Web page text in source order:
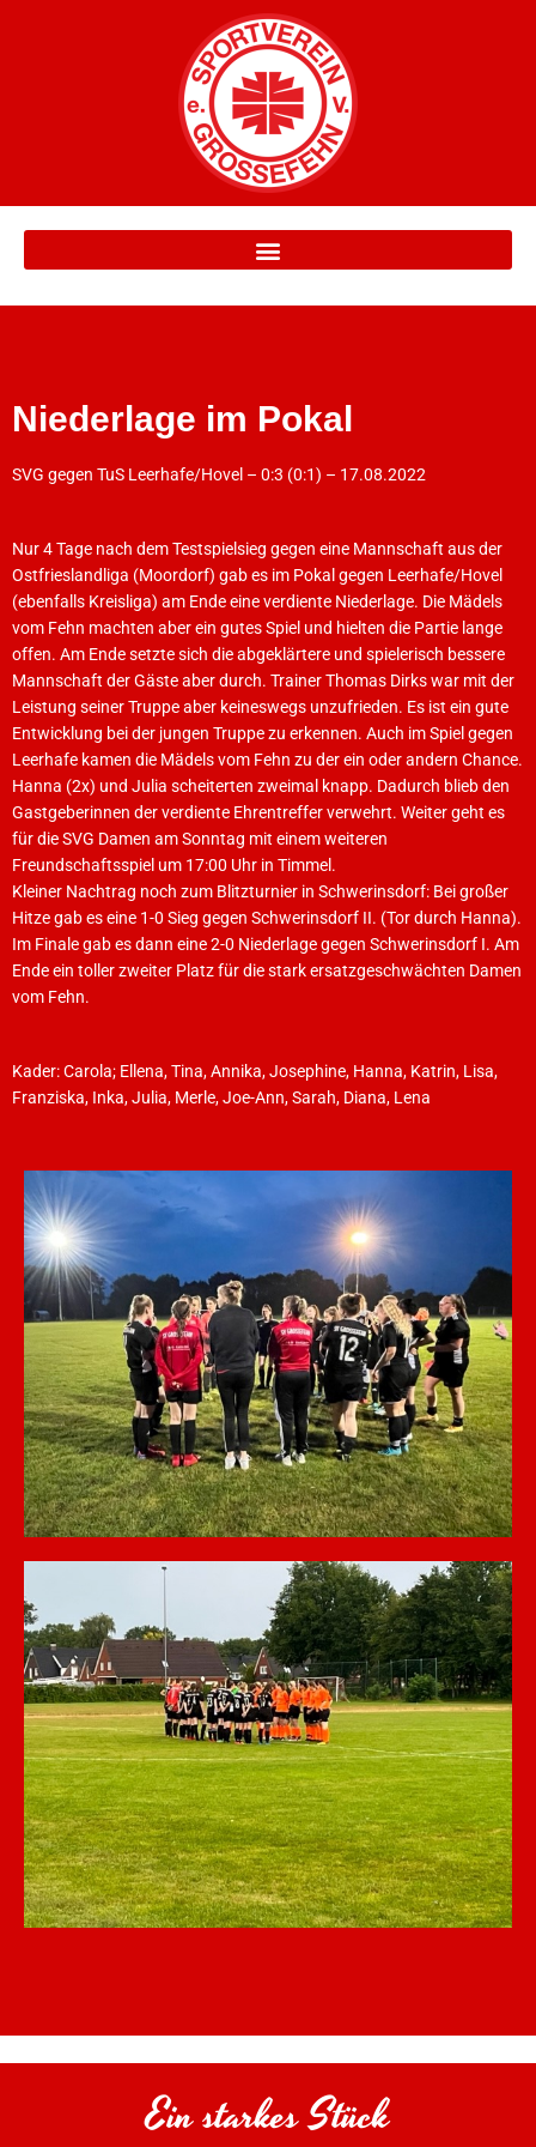
Niederlage im Pokal
SVG gegen TuS Leerhafe/Hovel – 0:3 (0:1) – 17.08.2022
Nur 4 Tage nach dem Testspielsieg gegen eine Mannschaft aus der
Ostfrieslandliga (Moordorf) gab es im Pokal gegen Leerhafe/Hovel
(ebenfalls Kreisliga) am Ende eine verdiente Niederlage. Die Mädels
vom Fehn machten aber ein gutes Spiel und hielten die Partie lange
offen. Am Ende setzte sich die abgeklärtere und spielerisch bessere
Mannschaft der Gäste aber durch. Trainer Thomas Dirks war mit der
Leistung seiner Truppe aber keineswegs unzufrieden. Es ist ein gute
Entwicklung bei der jungen Truppe zu erkennen. Auch im Spiel gegen
Leerhafe kamen die Mädels vom Fehn zu der ein oder andern Chance.
Hanna (2x) und Julia scheiterten zweimal knapp. Dadurch blieb den
Gastgeberinnen der verdiente Ehrentreffer verwehrt. Weiter geht es
für die SVG Damen am Sonntag mit einem weiteren
Freundschaftsspiel um 17:00 Uhr in Timmel.
Kleiner Nachtrag noch zum Blitzturnier in Schwerinsdorf: Bei großer
Hitze gab es eine 1-0 Sieg gegen Schwerinsdorf II. (Tor durch Hanna).
Im Finale gab es dann eine 2-0 Niederlage gegen Schwerinsdorf I. Am
Ende ein toller zweiter Platz für die stark ersatzgeschwächten Damen
vom Fehn.
Kader: Carola; Ellena, Tina, Annika, Josephine, Hanna, Katrin, Lisa,
Franziska, Inka, Julia, Merle, Joe-Ann, Sarah, Diana, Lena
Ein starkes Stück